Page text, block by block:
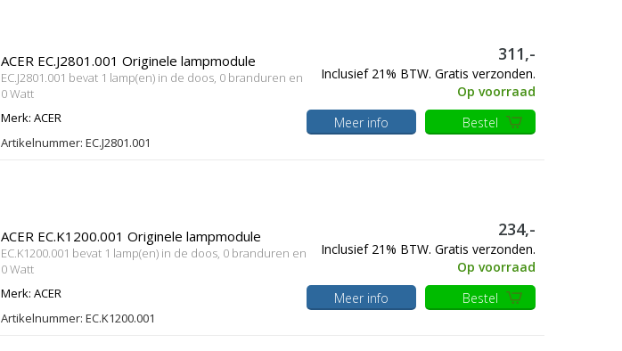
ACER EC.J2801.001 Originele lampmodule
EC.J2801.001 bevat 1 lamp(en) in de doos, 0 branduren en
0 Watt
Merk: ACER
Artikelnummer: EC.J2801.001
311,-
Inclusief 21% BTW. Gratis verzonden.
Op voorraad
Meer info
Bestel
ACER EC.K1200.001 Originele lampmodule
EC.K1200.001 bevat 1 lamp(en) in de doos, 0 branduren en
0 Watt
Merk: ACER
Artikelnummer: EC.K1200.001
234,-
Inclusief 21% BTW. Gratis verzonden.
Op voorraad
Meer info
Bestel